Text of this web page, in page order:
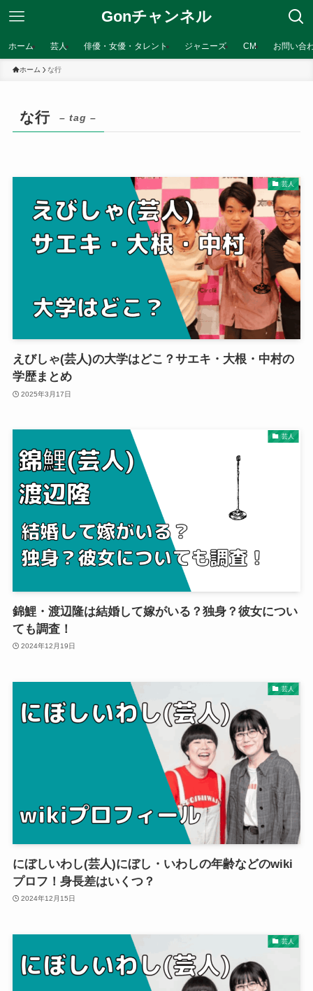
Gonチャンネル
ホーム 芸人 俳優・女優・タレント ジャニーズ CM お問い合
ホーム な行
な行 – tag –
芸人
えびしゃ(芸人)の大学はどこ？サエキ・大根・中村の
学歴まとめ
2025年3月17日
芸人
錦鯉・渡辺隆は結婚して嫁がいる？独身？彼女につい
ても調査！
2024年12月19日
芸人
にぼしいわし(芸人)にぼし・いわしの年齢などのwiki
プロフ！身長差はいくつ？
2024年12月15日
芸人